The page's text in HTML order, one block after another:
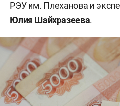
РЭУ им. Плеханова и
Юлия Шайхразеева.